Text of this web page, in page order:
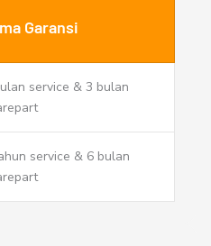
Garansi
service & 3 bulan
service & 6 bulan